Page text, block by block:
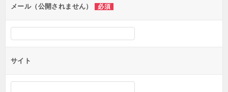
ンメール（公開されません） 必須
サイト